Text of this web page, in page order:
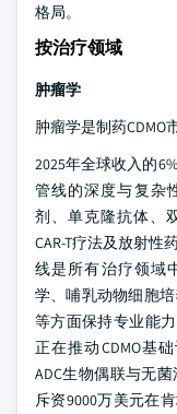
格局。
按治疗领域
肿瘤学
肿瘤学是制药
2025年全球收入的
管线的深度与复杂
剂、单克隆抗体、
CAR-T疗法及放射性
线是所有治疗领域
学、哺乳动物细胞
等方面保持专业能
正在推动CDMO基
ADC生物偶联与无
斥资9000万美元在